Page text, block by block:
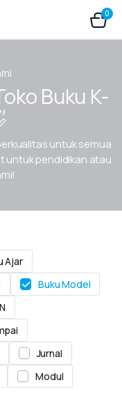
0
Buku K-
untuk semua
untuk pendidikan atau
Ajar
Buku Model
Jurnal
Modul